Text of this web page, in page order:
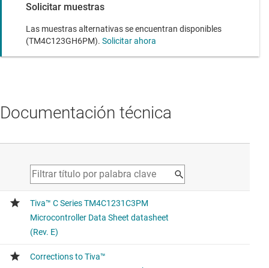
Solicitar muestras
Las muestras alternativas se encuentran disponibles
(TM4C123GH6PM). Solicitar ahora
Documentación técnica